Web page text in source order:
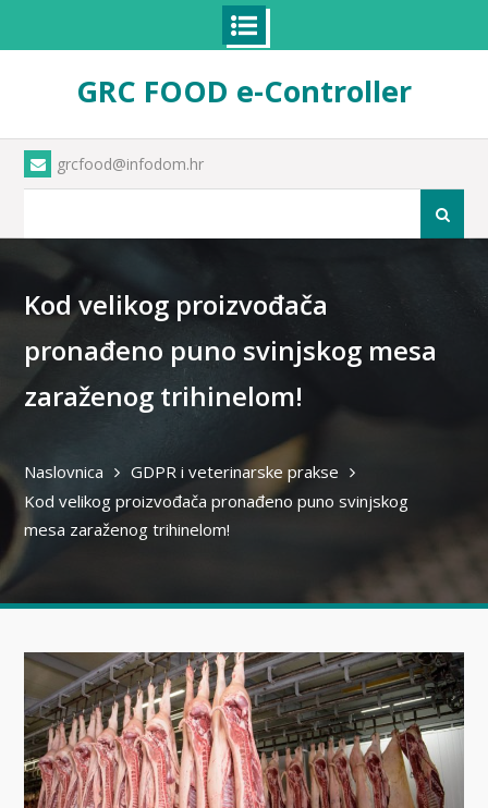
GRC FOOD e-Controller
grcfood@infodom.hr
Pretraži
Kod velikog proizvođača
pronađeno puno svinjskog mesa
zaraženog trihinelom!
Naslovnica
GDPR i veterinarske prakse
Kod velikog proizvođača pronađeno puno svinjskog
mesa zaraženog trihinelom!